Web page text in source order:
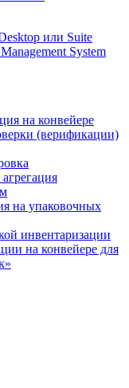
или Suite
System
на конвейере
(верификации)
на упаковочных
инвентаризации
на конвейере для